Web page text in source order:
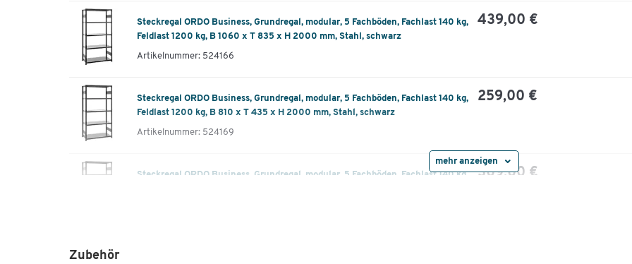
Lieferumfang:
10 Aussteifungstraversen
4 Verbinderbleche
6 Kunststoff-Unterlegplatten
4 Kunststoffkappen
Steckregal ORDO Business, Grundregal, modular, 5 Fachböden, Fachlast 140 kg,
Feldlast 1200 kg, B 1060 x T 835 x H 2000 mm, Stahl, schwarz
Artikelnummer: 524166
439,00 €
Steckregal ORDO Business, Grundregal, modular, 5 Fachböden, Fachlast 140 kg,
Feldlast 1200 kg, B 810 x T 435 x H 2000 mm, Stahl, schwarz
Artikelnummer: 524169
259,00 €
Steckregal ORDO Business, Grundregal, modular, 5 Fachböden, Fachlast 140 kg,
309,00 €
mehr anzeigen
Zubehör